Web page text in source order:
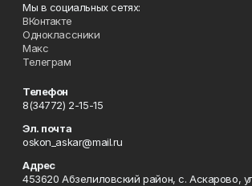
Мы в социальных сетях:
ВКонтакте
Одноклассники
Макс
Телеграм
Телефон
8(34772) 2-15-15
Эл. почта
oskon_askar@mail.ru
Адрес
453620 Абзелиловский район, с. Аскарово,